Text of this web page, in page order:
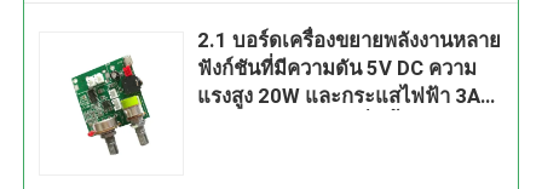
2.1 บอร์ดเครื่องขยายพลังงานหลาย
ฟังก์ชันที่มีความดัน 5V DC ความ
แรงสูง 20W และกระแสไฟฟ้า 3A